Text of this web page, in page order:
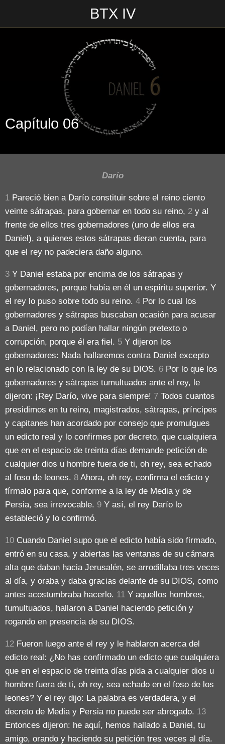
BTX IV
Escrito en 01/08/2018\n__________________\n
Capítulo 06
Darío
1 Pareció bien a Darío constituir sobre el reino ciento
veinte sátrapas, para gobernar en todo su reino, 2 y al
frente de ellos tres gobernadores (uno de ellos era
Daniel), a quienes estos sátrapas dieran cuenta, para
que el rey no padeciera daño alguno.
3 Y Daniel estaba por encima de los sátrapas y
gobernadores, porque había en él un espíritu superior. Y
el rey lo puso sobre todo su reino. 4 Por lo cual los
gobernadores y sátrapas buscaban ocasión para acusar
a Daniel, pero no podían hallar ningún pretexto o
corrupción, porque él era fiel. 5 Y dijeron los
gobernadores: Nada hallaremos contra Daniel excepto
en lo relacionado con la ley de su DIOS. 6 Por lo que los
gobernadores y sátrapas tumultuados ante el rey, le
dijeron: ¡Rey Darío, vive para siempre! 7 Todos cuantos
presidimos en tu reino, magistrados, sátrapas, príncipes
y capitanes han acordado por consejo que promulgues
un edicto real y lo confirmes por decreto, que cualquiera
que en el espacio de treinta días demande petición de
cualquier dios u hombre fuera de ti, oh rey, sea echado
al foso de leones. 8 Ahora, oh rey, confirma el edicto y
fírmalo para que, conforme a la ley de Media y de
Persia, sea irrevocable. 9 Y así, el rey Darío lo
estableció y lo confirmó.
10 Cuando Daniel supo que el edicto había sido firmado,
entró en su casa, y abiertas las ventanas de su cámara
alta que daban hacia Jerusalén, se arrodillaba tres veces
al día, y oraba y daba gracias delante de su DIOS, como
antes acostumbraba hacerlo. 11 Y aquellos hombres,
tumultuados, hallaron a Daniel haciendo petición y
rogando en presencia de su DIOS.
12 Fueron luego ante el rey y le hablaron acerca del
edicto real: ¿No has confirmado un edicto que cualquiera
que en el espacio de treinta días pida a cualquier dios u
hombre fuera de ti, oh rey, sea echado en el foso de los
leones? Y el rey dijo: La palabra es verdadera, y el
decreto de Media y Persia no puede ser abrogado. 13
Entonces dijeron: he aquí, hemos hallado a Daniel, tu
amigo, orando y haciendo su petición tres veces al día.